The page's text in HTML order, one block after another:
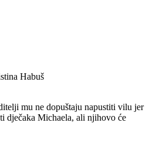
Habuš
mu ne dopuštaju napustiti vilu jer
dječaka Michaela, ali njihovo će